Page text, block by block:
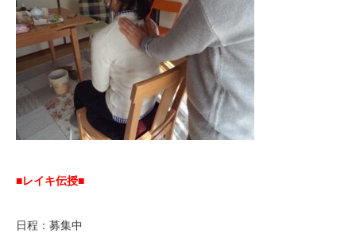
■レイキ伝授■
日程：募集中